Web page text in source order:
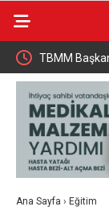
TBMM
Ana Sayfa › Eğitim